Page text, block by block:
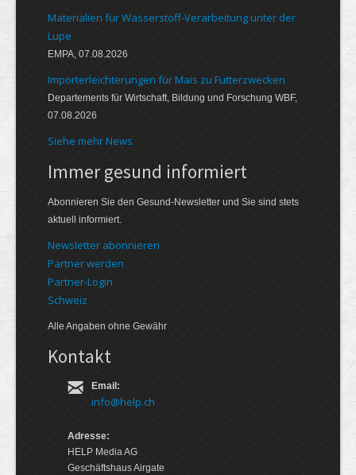
Materialien für Wasserstoff-Verarbeitung unter der
Lupe
EMPA, 07.08.2026
Importerleichterungen für Mais zu Futterzwecken
Departements für Wirtschaft, Bildung und Forschung WBF,
07.08.2026
Siehe mehr News
Immer gesund informiert
Abonnieren Sie den Gesund-Newsletter und Sie sind stets
aktuell informiert.
Newsletter abonnieren
Partner werden
Partner-Login
Schweiz
Alle Angaben ohne Gewähr
Kontakt
Email:
info@help.ch
Adresse:
HELP Media AG
Geschäftshaus Airgate